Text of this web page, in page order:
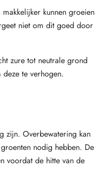
kunnen groeien
niet om dit goed door
zure tot neutrale grond
te verhogen.
zijn. Overbewatering kan
nodig hebben. De
voordat de hitte van de